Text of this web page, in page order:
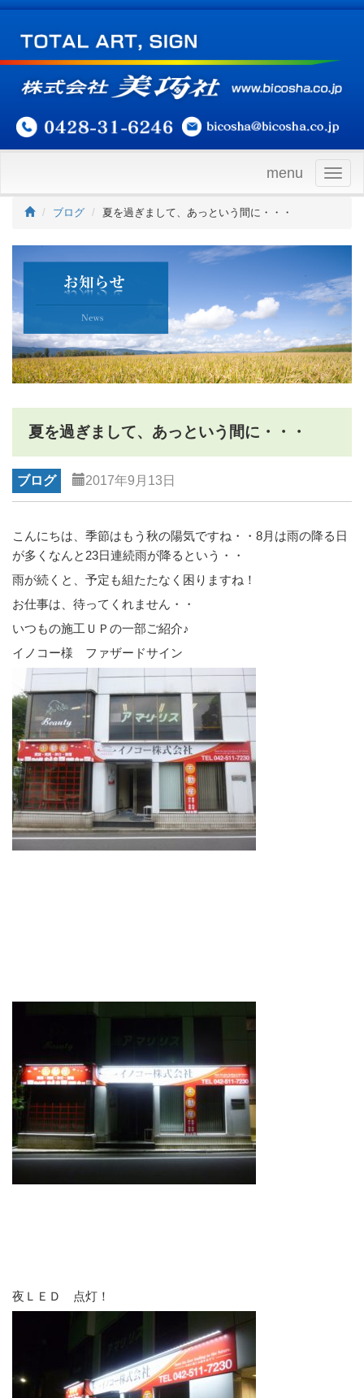
menu
ブログ 夏を過ぎまして、あっという間に・・・
夏を過ぎまして、あっという間に・・・
ブログ 2017年9月13日
こんにちは、季節はもう秋の陽気ですね・・8月は雨の降る日
が多くなんと23日連続雨が降るという・・
雨が続くと、予定も組たたなく困りますね！
お仕事は、待ってくれません・・
いつもの施工ＵＰの一部ご紹介♪
イノコー様 ファザードサイン
夜ＬＥＤ 点灯！